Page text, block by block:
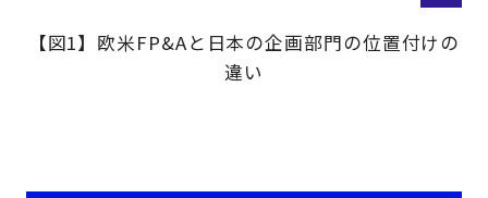
【図1】欧米FP&Aと日本の企画部門の位置付けの
違い